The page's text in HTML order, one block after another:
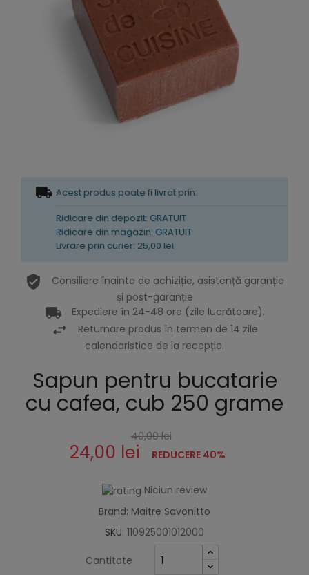
Acest produs poate fi livrat prin:
Ridicare din depozit: GRATUIT
Ridicare din magazin: GRATUIT
Livrare prin curier: 25,00 lei
Consiliere înainte de achiziție, asistență garanție
și post-garanție
Expediere în 24-48 ore (zile lucrătoare).
Returnare produs în termen de 14 zile
calendaristice de la recepție.
Sapun pentru bucatarie
cu cafea, cub 250 grame
40,00 lei
24,00 lei REDUCERE 40%
Niciun review
Brand: Maitre Savonitto
SKU: 110925001012000
Cantitate